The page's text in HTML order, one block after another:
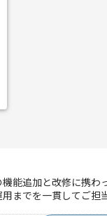
能追加と改修に携わ
までを一貫してご担